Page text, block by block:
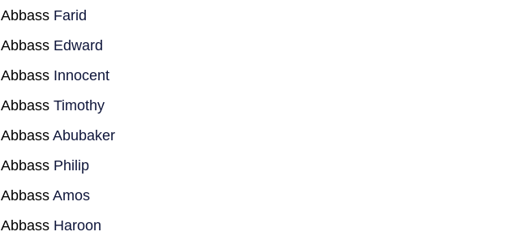
Abbass Farid
Abbass Edward
Abbass Innocent
AbbassTimothy
AbbassAbubaker
Abbass Philip
AbbassAmos
Abbass Haroon